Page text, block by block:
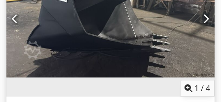
гидравлический планировочный ковш, отвал, радио Готов к
немедленному использованию. Возможны ошибки и
предварительная продажа.
1 /4